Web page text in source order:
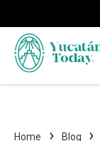
Home Blog